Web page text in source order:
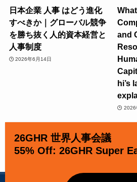
日本企業 人事 はどう進化
すべきか｜グローバル競争
を勝ち抜く人的資本経営と
人事制度
2026年6月14日
and
hi’s
2026
26GHR 世界人事会議
55% Off: 26GHR Super